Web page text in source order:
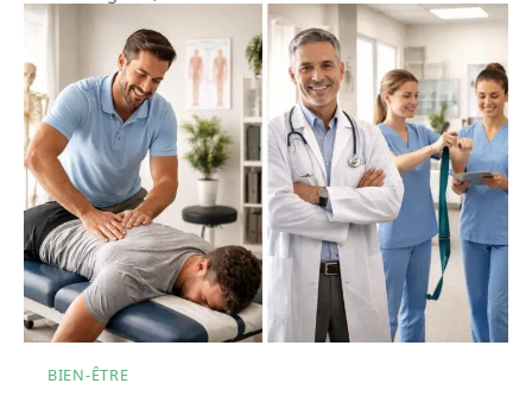
BIEN-ÊTRE